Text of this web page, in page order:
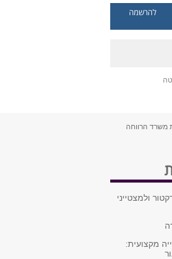
להרשמה
משרד הרווחה
ולמצטייני
מקצועית: